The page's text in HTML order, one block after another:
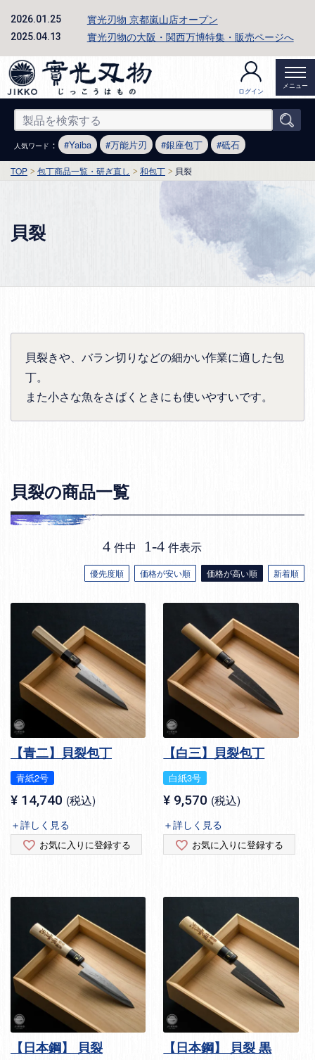
2026.01.25 實光刃物 京都嵐山店オープン
2025.04.13 實光刃物の大阪・関西万博特集・販売ページへ
ログイン
メニュー
人気ワード ： Yaiba 万能片刃 銀座包丁 砥石
TOP 包丁商品一覧・研ぎ直し 和包丁 貝裂
貝裂
貝裂きや、バラン切りなどの細かい作業に適した包
丁。
また小さな魚をさばくときにも使いやすいです。
貝裂の商品一覧
優先度順 価格が安い順 価格が高い順 新着順
4 件中 1-4 件表示
【青二】貝裂包丁
青紙2号
¥ 14,740 税込
＋詳しく見る
お気に入りに登録する
【白三】貝裂包丁
白紙3号
¥ 9,570 税込
＋詳しく見る
お気に入りに登録する
【日本鋼】 貝裂 【日本鋼】 貝裂 黒